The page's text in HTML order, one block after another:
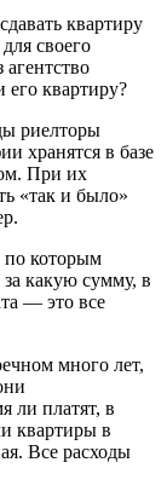
квартиру
своего
квартиру?
риелторы
хранятся в базе
При их
«так и было»
по которым
за какую сумму, в
— это все
много лет,
ли платят, в
квартиры в
Все расходы